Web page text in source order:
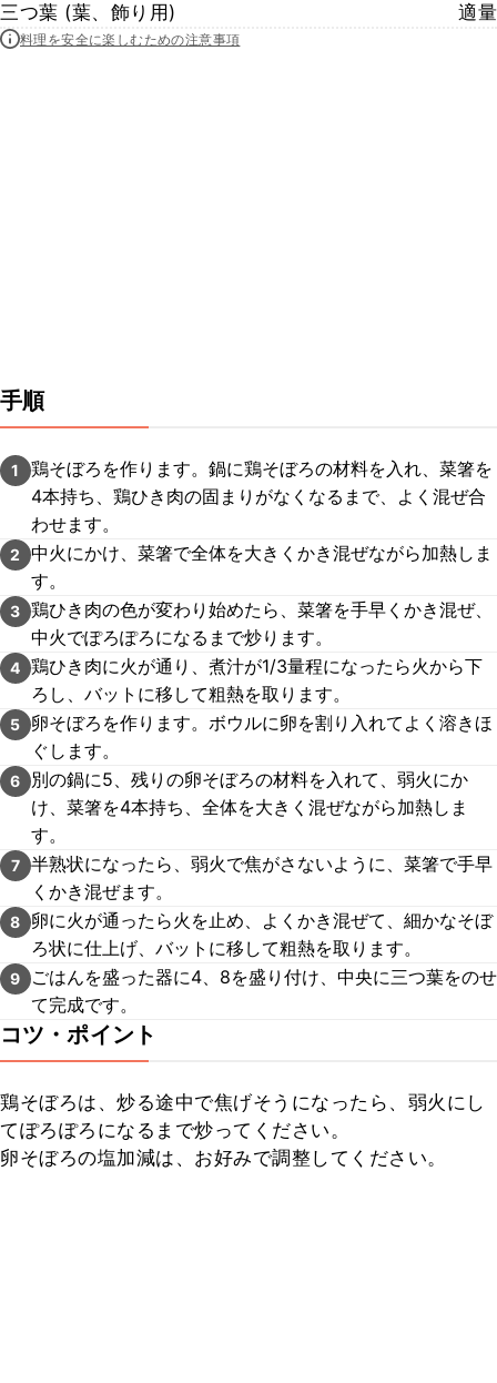
三つ葉 (葉、飾り用)
適量
料理を安全に楽しむための注意事項
手順
1
鶏そぼろを作ります。鍋に鶏そぼろの材料を入れ、菜箸を
4本持ち、鶏ひき肉の固まりがなくなるまで、よく混ぜ合
わせます。
2
中火にかけ、菜箸で全体を大きくかき混ぜながら加熱しま
す。
3 鶏ひき肉の色が変わり始めたら、菜箸を手早くかき混ぜ、
中火でぽろぽろになるまで炒ります。
4 鶏ひき肉に火が通り、煮汁が1/3量程になったら火から下
ろし、バットに移して粗熱を取ります。
5
卵そぼろを作ります。ボウルに卵を割り入れてよく溶きほ
ぐします。
6
別の鍋に5、残りの卵そぼろの材料を入れて、弱火にか
け、菜箸を4本持ち、全体を大きく混ぜながら加熱しま
す。
7 半熟状になったら、弱火で焦がさないように、菜箸で手早
くかき混ぜます。
8
卵に火が通ったら火を止め、よくかき混ぜて、細かなそぼ
ろ状に仕上げ、バットに移して粗熱を取ります。
9
ごはんを盛った器に4、8を盛り付け、中央に三つ葉をのせ
て完成です。
コツ・ポイント
鶏そぼろは、炒る途中で焦げそうになったら、弱火にし
てぽろぽろになるまで炒ってください。
卵そぼろの塩加減は、お好みで調整してください。